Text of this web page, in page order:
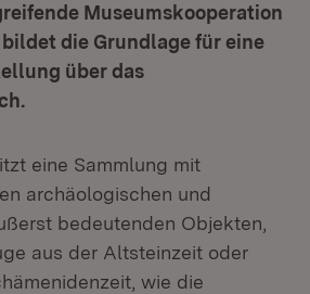
Museumskooperation
bildet die Grundlage für eine
über das
eine Sammlung mit
archäologischen und
bedeutenden Objekten,
aus der Altsteinzeit oder
wie die